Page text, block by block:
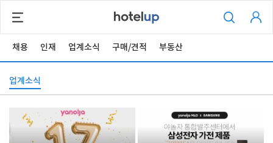
채용 인재 업계소식 구매/견적 부동산
업계소식